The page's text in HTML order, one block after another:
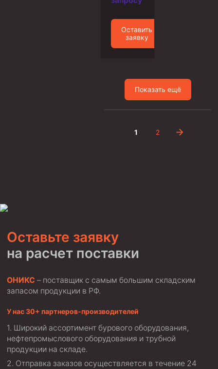
Стропы текстильные
Стропы цепные
Канаты стальные
Элементы линии обвязки
Оставить
заявку
Показать ещё
1 2
Оставьте заявку
на расчет поставки
ОНИКС – поставщик с самым большим складским
запасом продукции в РФ.
У нас 30+ партнеров-производителей
Широкий ассортимент бурового оборудования,
нефтепромыслового оборудования и трубной
продукции на складе.
Отправка заказов осуществляется в течение 24